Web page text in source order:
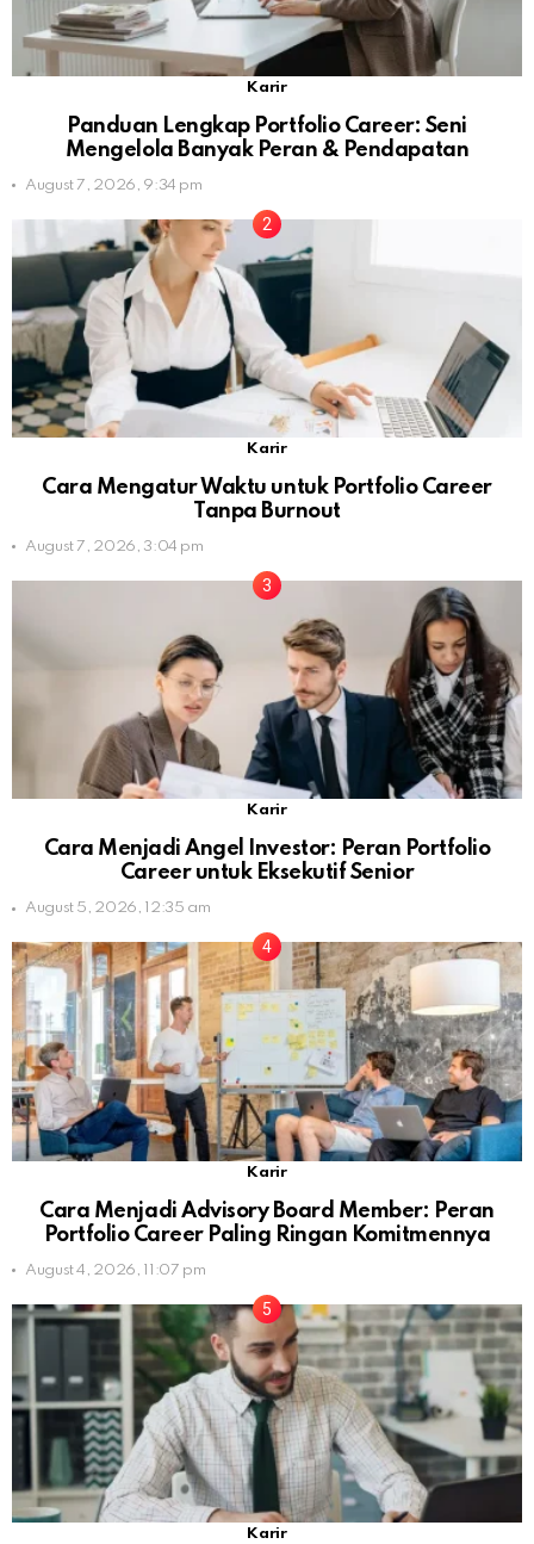
Karir
Panduan Lengkap Portfolio Career: Seni
Mengelola Banyak Peran & Pendapatan
August 7, 2026, 9:34 pm
Karir
Cara Mengatur Waktu untuk Portfolio Career
Tanpa Burnout
August 7, 2026, 3:04 pm
Karir
Cara Menjadi Angel Investor: Peran Portfolio
Career untuk Eksekutif Senior
August 5, 2026, 12:35 am
Karir
Cara Menjadi Advisory Board Member: Peran
Portfolio Career Paling Ringan Komitmennya
August 4, 2026, 11:07 pm
Karir